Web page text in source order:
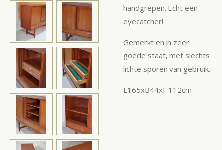
handgrepen. Echt een
eyecatcher!
Gemerkt en in zeer
goede staat, met slechts
lichte sporen van gebruik.
L165xB44xH112cm